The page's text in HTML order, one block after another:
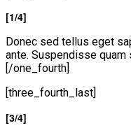
[1/4]
Donec sed tellus eget
ante. Suspendisse quam
[/one_fourth]
[three_fourth_last]
[3/4]